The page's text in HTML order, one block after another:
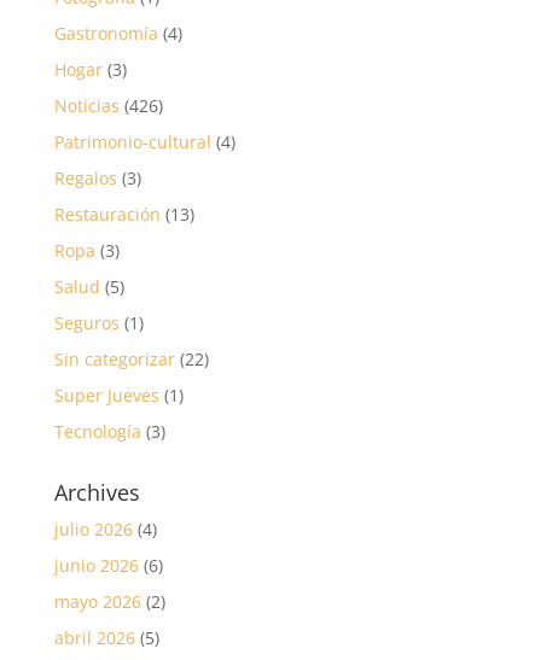
Gastronomía (4)
Hogar(3)
Noticias (426)
Patrimonio-cultural (4)
Regalos (3)
Restauración (13)
Ropa (3)
Salud (5)
Seguros (1)
Sin categorizar(22)
Super Jueves (1)
Tecnología (3)
Archives
julio 2026(4)
junio 2026(6)
mayo 2026(2)
abril 2026(5)